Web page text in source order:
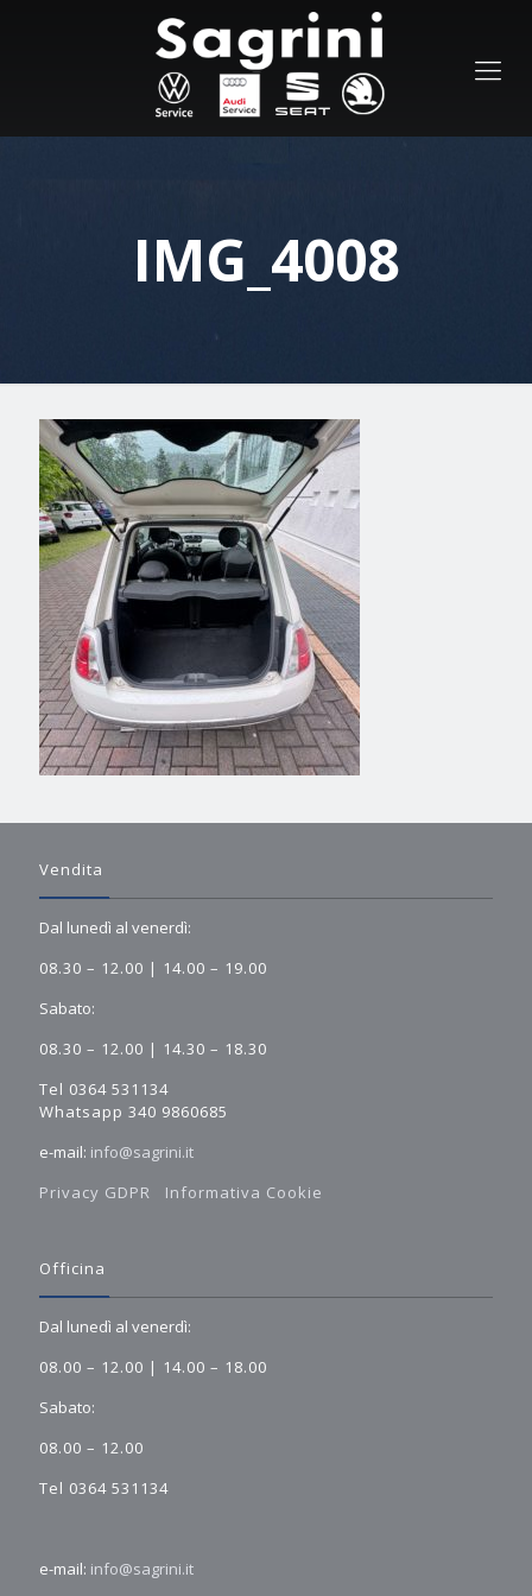
IMG_4008
Vendita
Dal lunedì al venerdì:
08.30 – 12.00 | 14.00 – 19.00
Sabato:
08.30 – 12.00 | 14.30 – 18.30
Tel 0364 531134
Whatsapp 340 9860685
e-mail: info@sagrini.it
Privacy GDPR
Informativa Cookie
Officina
Dal lunedì al venerdì:
08.00 – 12.00 | 14.00 – 18.00
Sabato:
08.00 – 12.00
Tel 0364 531134
e-mail: info@sagrini.it